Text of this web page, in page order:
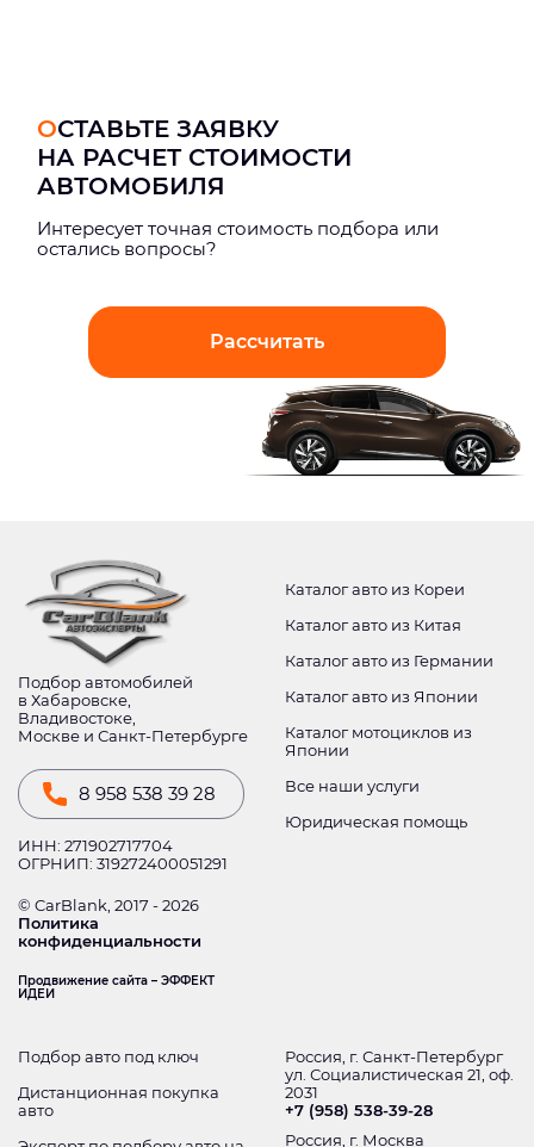
ОСТАВЬТЕ ЗАЯВКУ
НА РАСЧЕТ СТОИМОСТИ
АВТОМОБИЛЯ
Интерeсует точная стоимость подбора или
остались вопросы?
Рассчитать
Подбор автомобилей
в Хабаровске,
Владивостоке,
Москве и Санкт-Петербурге
8 958 538 39 28
ИНН: 271902717704
ОГРНИП: 319272400051291
© CarBlank, 2017 - 2026
Политика
конфиденциальности
Продвижение сайта – ЭФФЕКТ
ИДЕИ
Каталог авто из Кореи
Каталог авто из Китая
Каталог авто из Германии
Каталог авто из Японии
Каталог мотоциклов из
Японии
Все наши услуги
Юридическая помощь
Подбор авто под ключ
Дистанционная покупка
авто
Россия, г. Санкт-Петербург
ул. Социалистическая 21, оф.
2031
+7 (958) 538-39-28
Россия, г. Москва